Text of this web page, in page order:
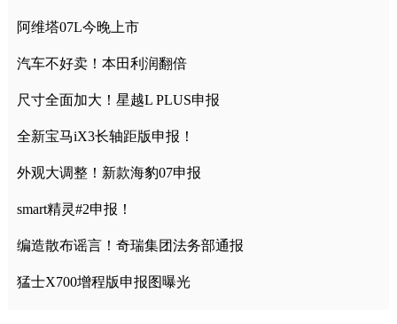
阿维塔07L今晚上市
汽车不好卖！本田利润翻倍
尺寸全面加大！星越L PLUS申报
全新宝马iX3长轴距版申报！
外观大调整！新款海豹07申报
smart精灵#2申报！
编造散布谣言！奇瑞集团法务部通报
猛士X700增程版申报图曝光